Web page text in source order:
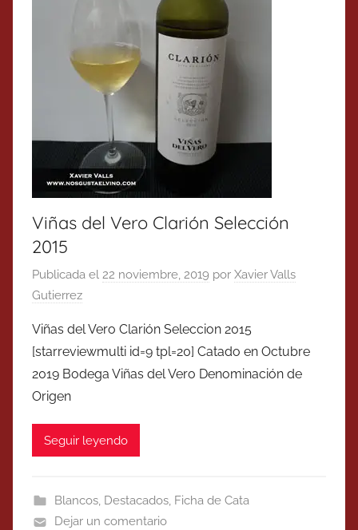
Viñas del Vero Clarión Selección
2015
Publicada el 22 noviembre, 2019 por Xavier Valls
Gutierrez
Viñas del Vero Clarión Seleccion 2015
[starreviewmulti id=9 tpl=20] Catado en Octubre
2019 Bodega Viñas del Vero Denominación de
Origen
Seguir leyendo
Blancos, Destacados, Ficha de Cata
Dejar un comentario